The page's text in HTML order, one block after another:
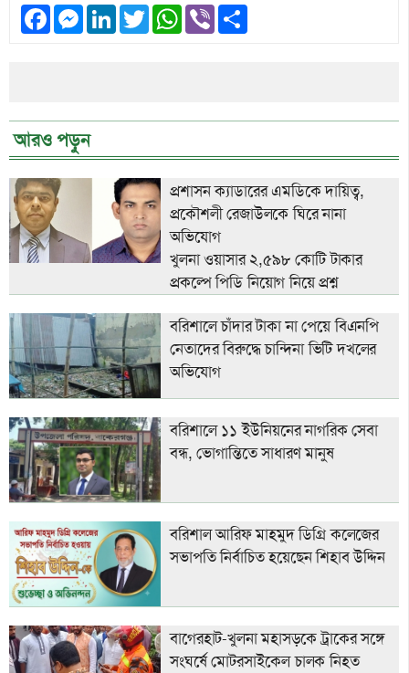
FacebookMessengerLinkedInTwitterWhatsApp
Viber
আরও পড়ুন
প্রশাসন ক্যাডারের এমডিকে দায়িত্ব,
প্রকৌশলী রেজাউলকে ঘিরে নানা
অভিযোগ
খুলনা ওয়াসার ২,৫৯৮ কোটি টাকার
প্রকল্পে পিডি নিয়োগ নিয়ে প্রশ্ন
বরিশালে চাঁদার টাকা না পেয়ে বিএনপি
নেতাদের বিরুদ্ধে চান্দিনা ভিটি দখলের
অভিযোগ
বরিশালে ১১ ইউনিয়নের নাগরিক সেবা
বন্ধ, ভোগান্তিতে সাধারণ মানুষ
বরিশাল আরিফ মাহমুদ ডিগ্রি কলেজের
সভাপতি নির্বাচিত হয়েছেন শিহাব উদ্দিন
বাগেরহাট-খুলনা মহাসড়কে ট্রাকের সঙ্গে
সংঘর্ষে মোটরসাইকেল চালক নিহত